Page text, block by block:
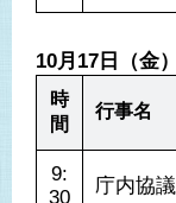
10月17日（金）
時
間
行事名
9:
30
庁内協議